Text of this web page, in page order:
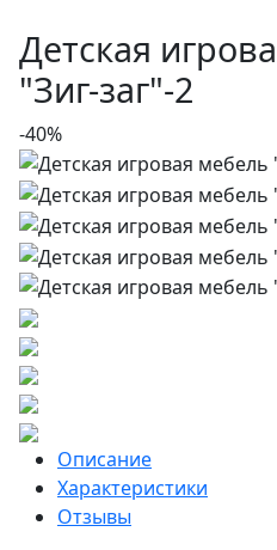
Детская
"Зиг-заг"-2
-40%
Описание
Характеристики
Отзывы